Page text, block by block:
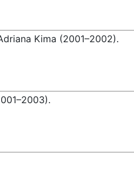
Kima (2001–2002).